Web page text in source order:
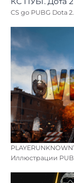
CS go PUBG Dota
Иллюстрации